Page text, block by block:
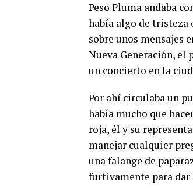
Peso Pluma andaba
había algo de tristeza
sobre unos mensajes
Nueva Generación, el
un concierto en la
Por ahí circulaba un
había mucho que
roja, él y su
manejar cualquier
una falange de
furtivamente para dar